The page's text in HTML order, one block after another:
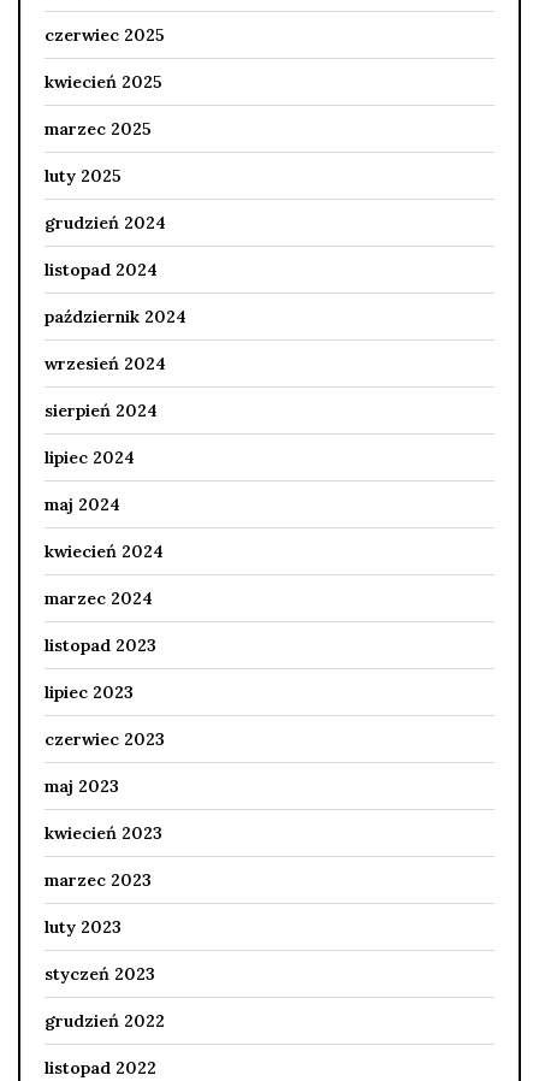
czerwiec 2025
kwiecień 2025
marzec 2025
luty 2025
grudzień 2024
listopad 2024
październik 2024
wrzesień 2024
sierpień 2024
lipiec 2024
maj 2024
kwiecień 2024
marzec 2024
listopad 2023
lipiec 2023
czerwiec 2023
maj 2023
kwiecień 2023
marzec 2023
luty 2023
styczeń 2023
grudzień 2022
listopad 2022